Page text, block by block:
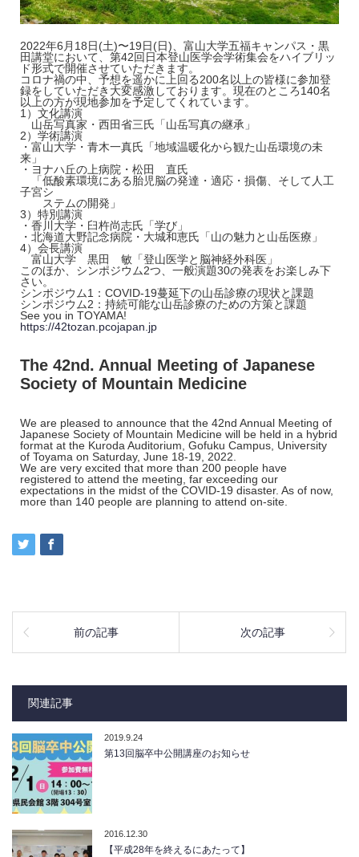
2022年6月18日(土)〜19日(日)、富山大学五福キャンパス・黒
田講堂において、第42回日本登山医学会学術集会をハイブリッ
ド形式で開催させていただきます。
コロナ禍の中、予想を遥かに上回る200名以上の皆様に参加登
録をしていただき大変感激しております。現在のところ140名
以上の方が現地参加を予定してくれています。
1）文化講演
山岳写真家・西田省三氏「山岳写真の継承」
2）学術講演
・富山大学・青木一真氏「地域温暖化から観た山岳環境の未
来」
・ヨナハ丘の上病院・松田 直氏
「低酸素環境にある胎児脳の発達・適応・損傷、そして人工
子宮シ
ステムの開発」
3）特別講演
・香川大学・臼杵尚志氏「学び」
・北海道大野記念病院・大城和恵氏「山の魅力と山岳医療」
4）会長講演
富山大学 黒田 敏「登山医学と脳神経外科医」
このほか、シンポジウム2つ、一般演題30の発表をお楽しみ下
さい。
シンポジウム1：COVID-19蔓延下の山岳診療の現状と課題
シンポジウム2：持続可能な山岳診療のための方策と課題
See you in TOYAMA!
https://42tozan.pcojapan.jp
The 42nd. Annual Meeting of Japanese
Society of Mountain Medicine
We are pleased to announce that the 42nd Annual Meeting of
Japanese Society of Mountain Medicine will be held in a hybrid
format at the Kuroda Auditorium, Gofuku Campus, University
of Toyama on Saturday, June 18-19, 2022.
We are very excited that more than 200 people have
registered to attend the meeting, far exceeding our
expectations in the midst of the COVID-19 disaster. As of now,
more than 140 people are planning to attend on-site.
前の記事 次の記事
関連記事
2019.9.24
第13回脳卒中公開講座のお知らせ
2016.12.30
【平成28年を終えるにあたって】